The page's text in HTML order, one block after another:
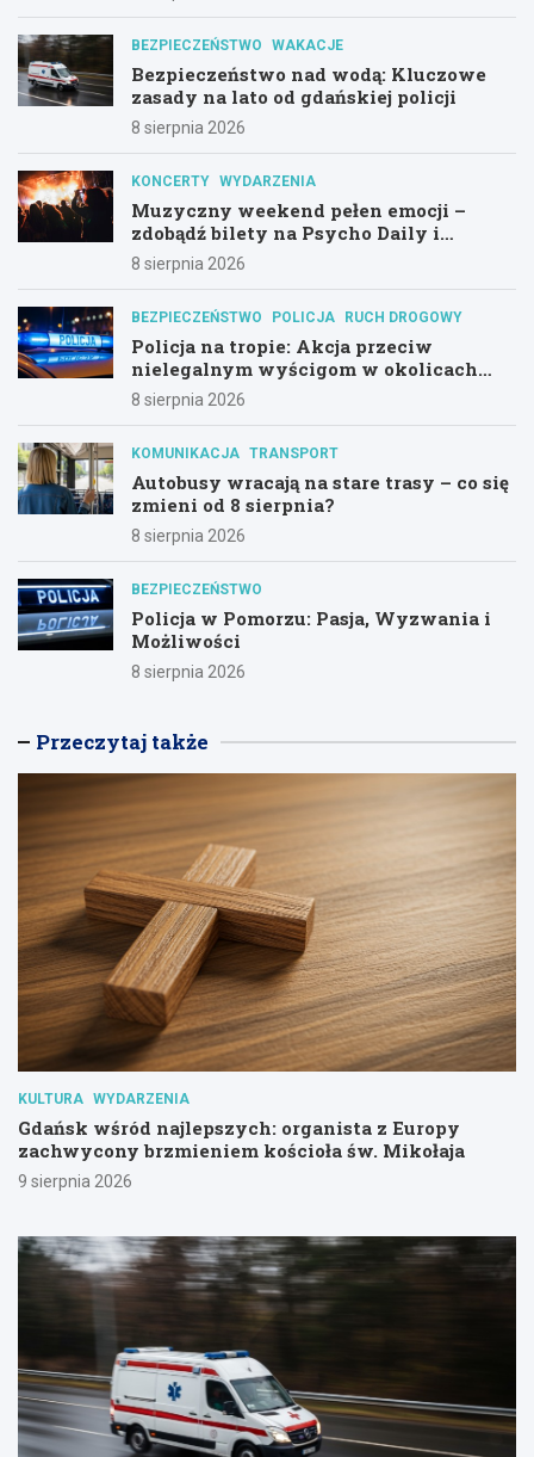
BEZPIECZEŃSTWO WAKACJE
Bezpieczeństwo nad wodą: Kluczowe
zasady na lato od gdańskiej policji
8 sierpnia 2026
KONCERTY WYDARZENIA
Muzyczny weekend pełen emocji –
zdobądź bilety na Psycho Daily i
Alternatywny Las!
8 sierpnia 2026
BEZPIECZEŃSTWO POLICJA RUCH DROGOWY
Policja na tropie: Akcja przeciw
nielegalnym wyścigom w okolicach
Hali Olivia
8 sierpnia 2026
KOMUNIKACJA TRANSPORT
Autobusy wracają na stare trasy – co się
zmieni od 8 sierpnia?
8 sierpnia 2026
BEZPIECZEŃSTWO
Policja w Pomorzu: Pasja, Wyzwania i
Możliwości
8 sierpnia 2026
Przeczytaj także
KULTURA WYDARZENIA
Gdańsk wśród najlepszych: organista z Europy
zachwycony brzmieniem kościoła św. Mikołaja
9 sierpnia 2026